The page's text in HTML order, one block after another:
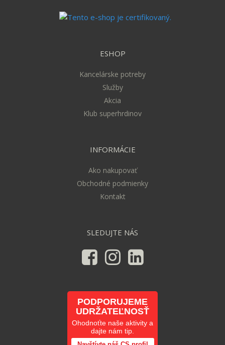
ESHOP
Kancelárske potreby
Služby
Akcia
Klub superhrdinov
INFORMÁCIE
Ako nakupovať
Obchodné podmienky
Kontakt
SLEDUJTE NÁS
PODPORUJEME
UDRŽATEĽNOSŤ
Ohodnoťte naše aktivity a
dajte nám tip.